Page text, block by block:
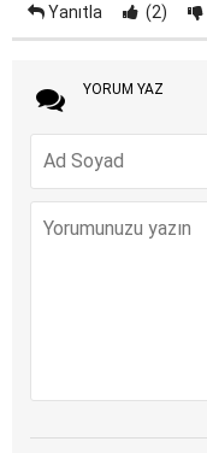
Yanıtla (2)
YORUM YAZ